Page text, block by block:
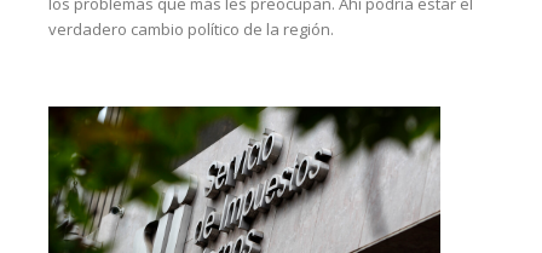
verdadero cambio político de la región.